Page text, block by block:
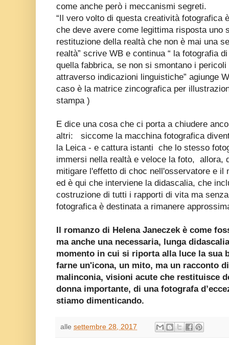
come anche però i meccanismi segreti.
“Il vero volto di questa creatività fotografica
che deve avere come legittima risposta uno
restituzione della realtà che non è mai una
realtà” scrive WB e continua “ la fotografia
quella fabbrica, se non si smontano i
attraverso indicazioni linguistiche” agiunge
caso è la matrice zincografica per
stampa )
E dice una cosa che ci porta a chiudere
altri: siccome la macchina fotografica
la Leica - e cattura istanti che lo stesso
immersi nella realtà e veloce la foto, allora,
mitigare l'effetto di choc nell'osservatore e il
ed è qui che interviene la didascalia, che
costruzione di tutti i rapporti di vita ma
fotografica è destinata a rimanere
Il romanzo di Helena Janeczek è come
ma anche una necessaria, lunga
momento in cui si riporta alla luce la sua
farne un'icona, un mito, ma un racconto
malinconia, visioni acute che restituisce
donna importante, di una fotografa
stiamo dimenticando.
alle settembre 28, 2017